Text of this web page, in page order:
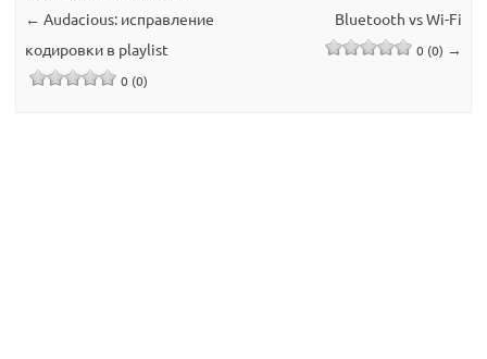
← Audacious: исправление
кодировки в playlist
0 (0)
Bluetooth vs Wi-Fi
0 (0) →